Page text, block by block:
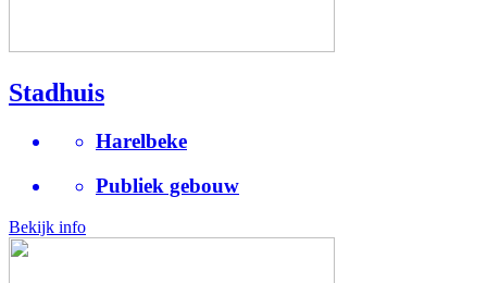
Stadhuis
Harelbeke
Publiek gebouw
Bekijk info